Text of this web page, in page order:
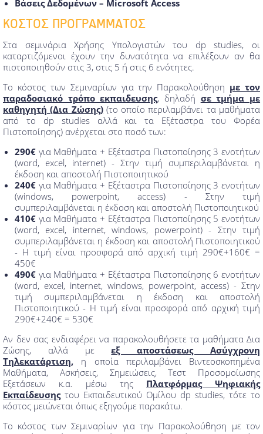
Βάσεις Δεδομένων – Microsoft Access
ΚΟΣΤΟΣ ΠΡΟΓΡΑΜΜΑΤΟΣ
Στα σεμινάρια Χρήσης Υπολογιστών του dp studies, oι
καταρτιζόμενοι έχουν την δυνατότητα να επιλέξουν αν θα
πιστοποιηθούν στις 3, στις 5 ή στις 6 ενότητες.
Το κόστος των Σεμιναρίων για την Παρακολούθηση με τον
παραδοσιακό τρόπο εκπαιδευσης, δηλαδή σε τμήμα με
καθηγητή (Δια Ζώσης)(το οποίο περιλαμβάνει τα μαθήματα
από το dp studies αλλά και τα Εξέταστρα του Φορέα
Πιστοποίησης) ανέρχεται στο ποσό των:
290€ για Μαθήματα + Εξέταστρα Πιστοποίησης 3 ενοτήτων
(word, excel, internet) - Στην τιμή συμπεριλαμβάνεται η
έκδοση και αποστολή Πιστοποιητικού
240€ για Μαθήματα + Εξέταστρα Πιστοποίησης 3 ενοτήτων
(windows, powerpoint, access) - Στην τιμή
συμπεριλαμβάνεται η έκδοση και αποστολή Πιστοποιητικού
410€ για Μαθήματα + Εξέταστρα Πιστοποίησης 5 ενοτήτων
(word, excel, internet, windows, powerpoint) - Στην τιμή
συμπεριλαμβάνεται η έκδοση και αποστολή Πιστοποιητικού
- Η τιμή είναι προσφορά από αρχική τιμή 290€+160€ =
450€
490€ για Μαθήματα + Εξέταστρα Πιστοποίησης 6 ενοτήτων
(word, excel, internet, windows, powerpoint, access) - Στην
τιμή συμπεριλαμβάνεται η έκδοση και αποστολή
Πιστοποιητικού - Η τιμή είναι προσφορά από αρχική τιμή
290€+240€ = 530€
Αν δεν σας ενδιαφέρει να παρακολουθήσετε τα μαθήματα Δια
Ζώσης, αλλά μεεξ αποστάσεως Ασύγχρονη
Τηλεκατάρτιση, η οποία περιλαμβάνει Bιντεοσκοπημένα
Μαθήματα, Ασκήσεις, Σημειώσεις, Τεστ Προσομοίωσης
Εξετάσεων κ.α. μέσω της Πλατφόρμας Ψηφιακής
Εκπαίδευσηςτου Εκπαιδευτικού Ομίλου dp studies, τότε το
κόστος μειώνεται όπως εξηγούμε παρακάτω.
Το κόστος των Σεμιναρίων για την Παρακολούθηση με τον